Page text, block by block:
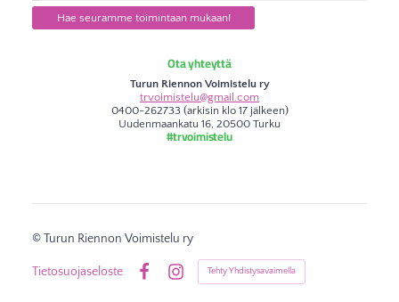
#trvoimistelu
Hae seuramme toimintaan mukaan!
Ota yhteyttä
Turun Riennon Voimistelu ry
trvoimistelu@gmail.com
0400-262733 (arkisin klo 17 jälkeen)
Uudenmaankatu 16, 20500 Turku
©Turun Riennon Voimistelu ry
Tietosuojaseloste
Instagram
Tehty Yhdistysavaimella